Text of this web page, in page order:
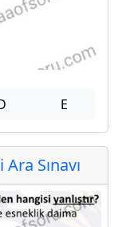
E
Sınavı